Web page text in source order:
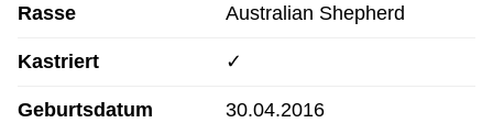
Rasse Australian Shepherd
Kastriert ✓
Geburtsdatum 30.04.2016